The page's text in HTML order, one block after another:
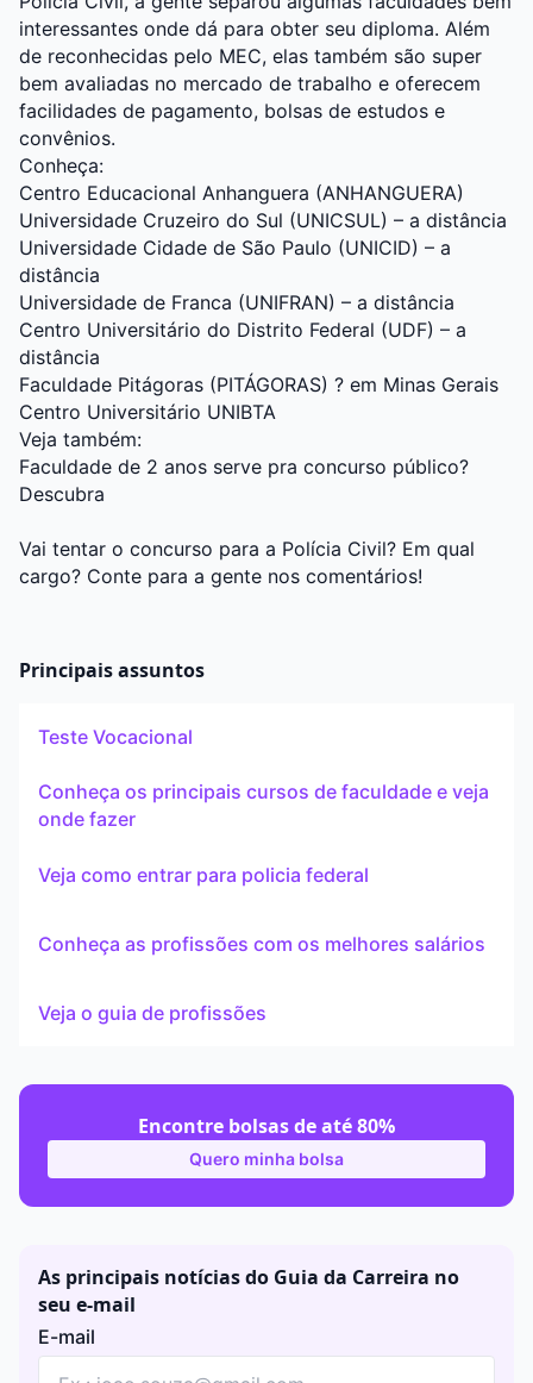
interessantes onde dá para obter seu diploma. Além
de reconhecidas pelo MEC, elas também são super
bem avaliadas no mercado de trabalho e oferecem
facilidades de pagamento, bolsas de estudos e
convênios.
Conheça:
Centro Educacional Anhanguera (ANHANGUERA)
Universidade Cruzeiro do Sul (UNICSUL) – a distância
Universidade Cidade de São Paulo (UNICID) – a
distância
Universidade de Franca (UNIFRAN) – a distância
Centro Universitário do Distrito Federal (UDF) – a
distância
Faculdade Pitágoras (PITÁGORAS) ? em Minas Gerais
Centro Universitário UNIBTA
Veja também:
Faculdade de 2 anos serve pra concurso público?
Descubra
Vai tentar o concurso para a Polícia Civil? Em qual
cargo? Conte para a gente nos comentários!
Principais assuntos
Teste Vocacional
Conheça os principais cursos de faculdade e veja
onde fazer
Veja como entrar para policia federal
Conheça as profissões com os melhores salários
Veja o guia de profissões
Encontre bolsas de até 80%
Quero minha bolsa
As principais notícias do Guia da Carreira no
seu e-mail
E-mail